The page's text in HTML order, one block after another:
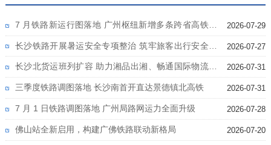
7 月铁路新运行图落地 广州枢纽新增多条跨省高铁线
路
2026-07-29
长沙铁路开展暑运安全专项整治 筑牢旅客出行安全防
线
2026-07-27
长沙北货运班列扩容 助力湘品出湘、畅通国际物流通
道
2026-07-31
三季度铁路调图落地 长沙南首开直达景德镇北高铁 2026-07-31
7 月 1 日铁路调图落地 广州局路网运力全面升级 2026-07-28
佛山站全新启用，构建广佛铁路联动新格局 2026-07-20